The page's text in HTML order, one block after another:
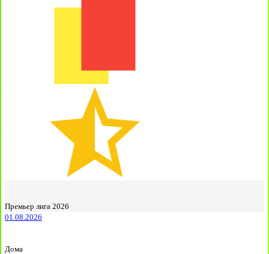
Премьер лига 2026
01.08.2026
Дома